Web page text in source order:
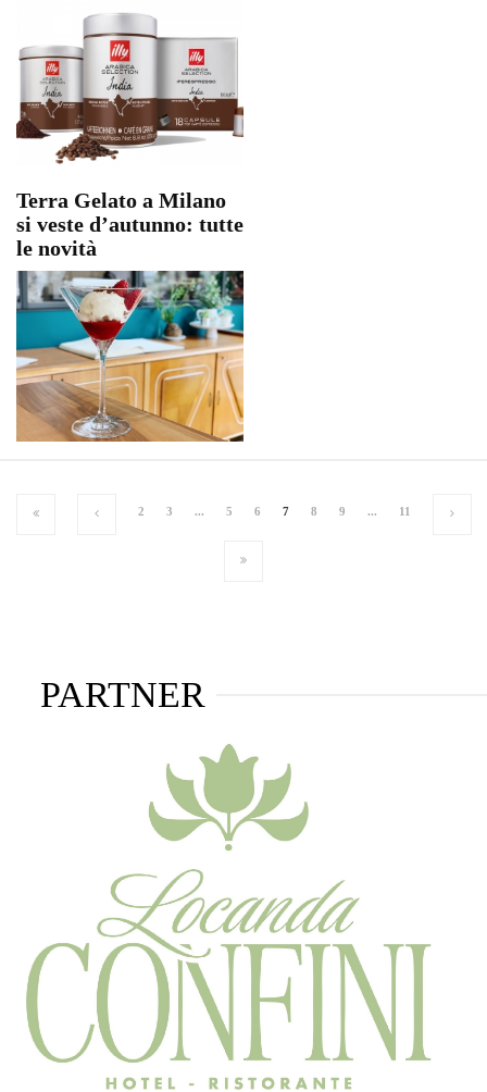
Terra Gelato a Milano
si veste d’autunno: tutte
le novità
2 3 ... 5 6 7 8 9 ... 11
PARTNER